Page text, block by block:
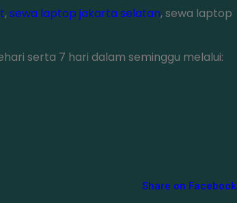
,sewa laptop jakarta selatan, sewa laptop
serta 7 hari dalam seminggu melalui:
Share on Facebook